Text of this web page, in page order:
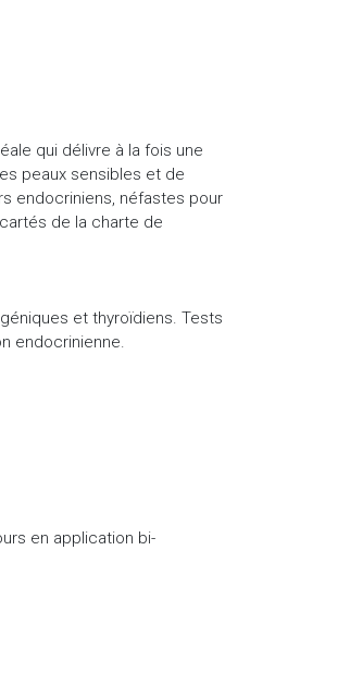
qui délivre à la fois une
peaux sensibles et de
endocriniens, néfastes pour
de la charte de
et thyroïdiens. Tests
endocrinienne.
en application bi-